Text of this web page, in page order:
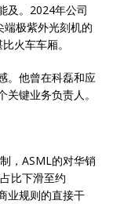
及。2024年公司
极紫外光刻机的
火车车厢。
。他曾在科磊和应
键业务负责人。
，ASML的对华销
比下滑至约
业规则的直接干